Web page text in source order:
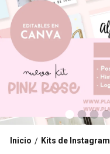
Inicio / Kits de Instagram